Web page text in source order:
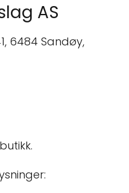
AS
6484 Sandøy,